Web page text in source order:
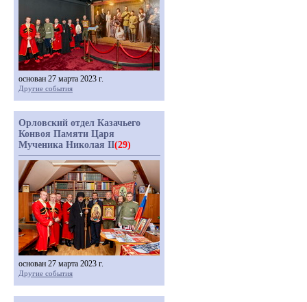
основан 27 марта 2023 г.
Другие события
Орловский отдел Казачьего
Конвоя Памяти Царя
Мученика Николая II(29)
основан 27 марта 2023 г.
Другие события